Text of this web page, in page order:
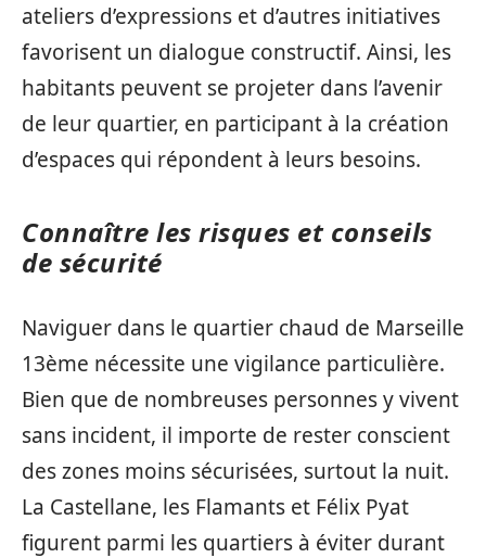
ateliers d’expressions et d’autres initiatives
favorisent un dialogue constructif. Ainsi, les
habitants peuvent se projeter dans l’avenir
de leur quartier, en participant à la création
d’espaces qui répondent à leurs besoins.
Connaître les risques et conseils
de sécurité
Naviguer dans le quartier chaud de Marseille
13ème nécessite une vigilance particulière.
Bien que de nombreuses personnes y vivent
sans incident, il importe de rester conscient
des zones moins sécurisées, surtout la nuit.
La Castellane, les Flamants et Félix Pyat
figurent parmi les quartiers à éviter durant